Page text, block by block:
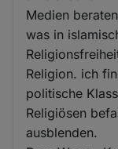
Medien
was in
Religion. ich
politische
Religiösen
ausblenden.